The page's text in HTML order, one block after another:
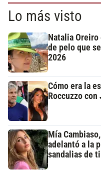
Lo más visto
Natalia
de pelo que
2026
Cómo era la
Roccuzzo con
Mía
adelantó a la
sandalias de